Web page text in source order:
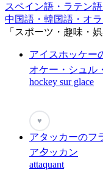
スペイン語・ラテン
中国語・韓国語・オ
「スポーツ・趣味・
アイスホッケー
オケー・シュル
hockey sur glace
♥
アタッカーのフ
ア夕ッカン
attaquant